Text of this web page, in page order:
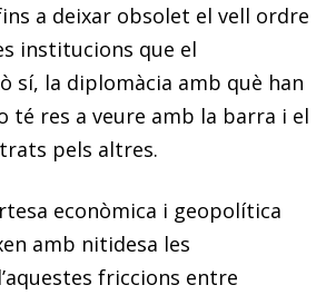
a deixar obsolet el vell ordre
institucions que el
sí, la diplomàcia amb què han
té res a veure amb la barra i el
pels altres.
econòmica i geopolítica
amb nitidesa les
friccions entre